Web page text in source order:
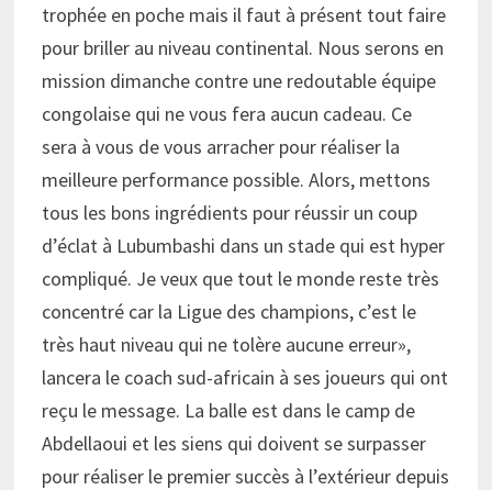
trophée en poche mais il faut à présent tout faire
pour briller au niveau continental. Nous serons en
mission dimanche contre une redoutable équipe
congolaise qui ne vous fera aucun cadeau. Ce
sera à vous de vous arracher pour réaliser la
meilleure performance possible. Alors, mettons
tous les bons ingrédients pour réussir un coup
d’éclat à Lubumbashi dans un stade qui est hyper
compliqué. Je veux que tout le monde reste très
concentré car la Ligue des champions, c’est le
très haut niveau qui ne tolère aucune erreur»,
lancera le coach sud-africain à ses joueurs qui ont
reçu le message. La balle est dans le camp de
Abdellaoui et les siens qui doivent se surpasser
pour réaliser le premier succès à l’extérieur depuis